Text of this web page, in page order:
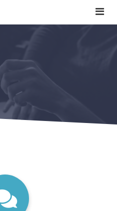
reviews
in de buurt?
beginners +
+